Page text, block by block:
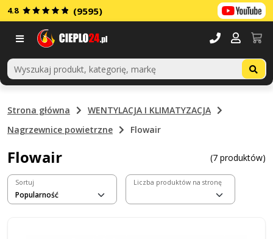
4.8 (9595)
Strona główna
WENTYLACJA I KLIMATYZACJA
Nagrzewnice powietrzne
Flowair
Flowair (7 produktów)
Sortuj Liczba produktów na stronę